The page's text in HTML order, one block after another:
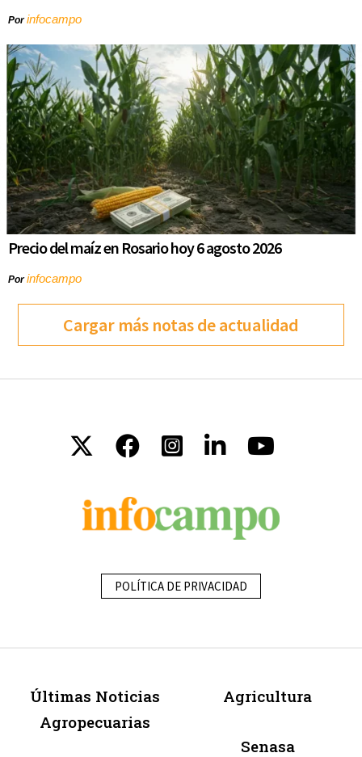
Porinfocampo
Precio del maíz en Rosario hoy 6 agosto 2026
Porinfocampo
Cargar más notas de actualidad
POLÍTICA DE PRIVACIDAD
Últimas Noticias
Agropecuarias
Agricultura
Senasa